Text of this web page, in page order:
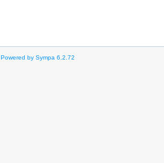
Powered by Sympa 6.2.72